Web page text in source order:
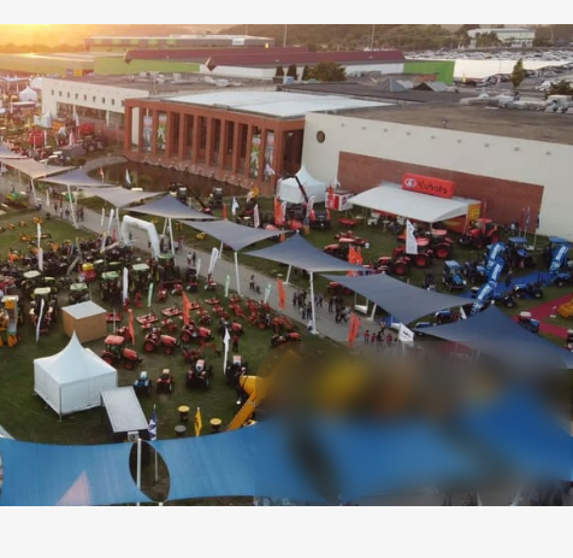
FALECEU PAULA ALMEIDA,
JOVEM ENFERMEIRA NO
HOSPITAL DE VISEU
Julho 27, 2026 . 11:00